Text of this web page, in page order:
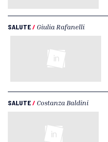
SALUTE/ Giulia Rafanelli
SALUTE/ Costanza Baldini